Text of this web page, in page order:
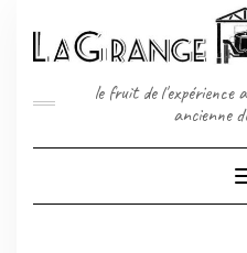
content
le fruit de l'expérience
ancienne